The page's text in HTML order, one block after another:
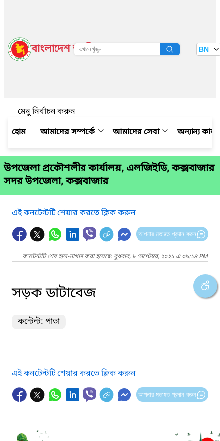
বাংলাদেশ জাতীয় তথ্য বাতায়ন BN
মেনু নির্বাচন করুন
আমাদের সম্পর্কে
আমাদের সেবা অন্যান্য
উপজেলা প্রকৌশলীর কার্যালয়, এলজিইডি, কক্সবাজার
সদর উপজেলা, কক্সবাজার
এই কনটেন্টটি শেয়ার করতে ক্লিক করুন
আপনার মতামত প্রদান করুন
কনটেন্টটি শেষ হাল-নাগাদ করা হয়েছে: বুধবার, ৮ সেপ্টেম্বর, ২০২১ এ ০৯:১৪ PM
সড়ক ডাটাবেজ
কন্টেন্ট: পাতা
এই কনটেন্টটি শেয়ার করতে ক্লিক করুন
আপনার মতামত প্রদান করুন